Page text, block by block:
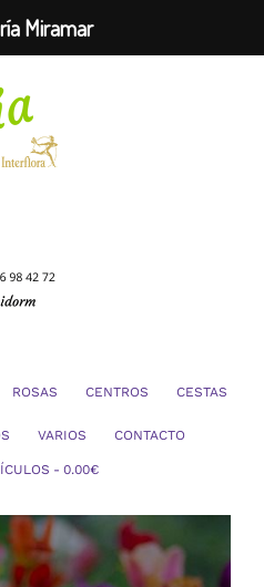
ROSAS CENTROS CESTAS
VARIOS CONTACTO
0.00€
Miramar